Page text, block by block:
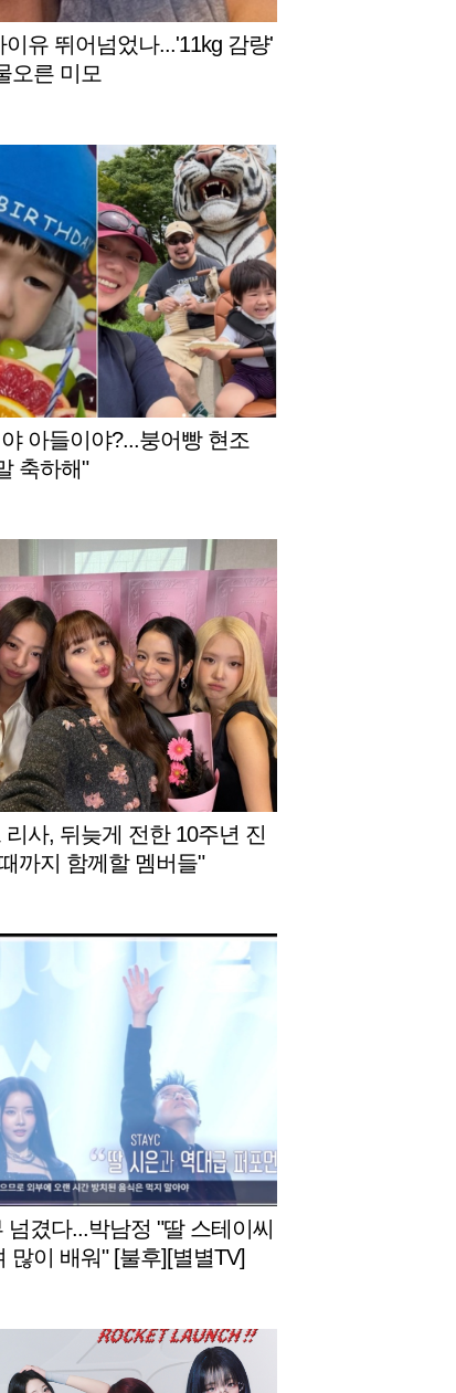
이유 뛰어넘었나...'11kg 감량'
오른 미모
아들이야?...붕어빵 현조
축하해"
리사, 뒤늦게 전한 10주년 진
까지 함께할 멤버들"
넘겼다...박남정 "딸 스테이씨
많이 배워" [불후][별별TV]